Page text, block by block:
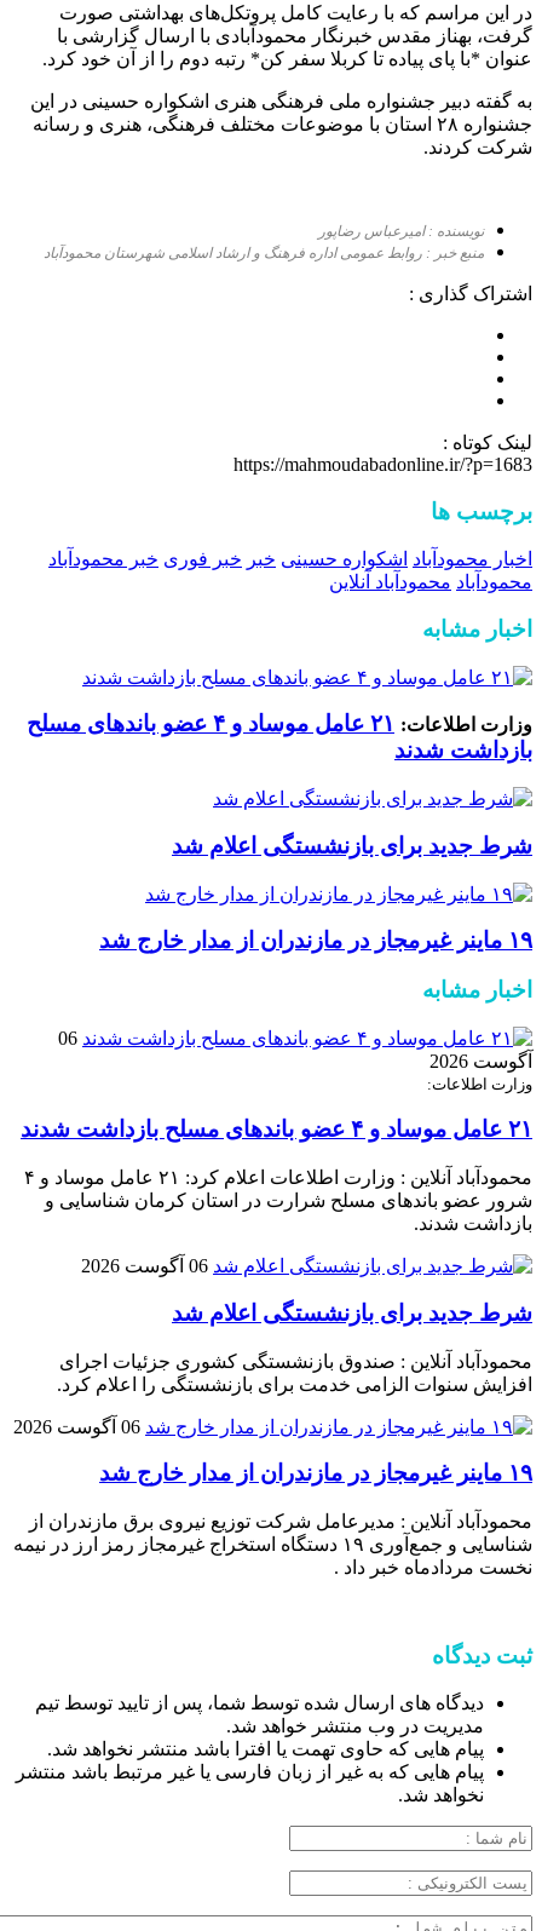
در این مراسم که با رعایت کامل پروتکل‌های بهداشتی صورت
گرفت، بهناز مقدس خبرنگار محمودآبادی با ارسال گزارشی با
عنوان *با پای پیاده تا کربلا سفر کن* رتبه دوم را از آن خود کرد.
به گفته دبیر جشنواره ملی فرهنگی هنری اشکواره حسینی در این
جشنواره ۲۸ استان با موضوعات مختلف فرهنگی، هنری و رسانه
شرکت کردند.
نویسنده : امیرعباس رضاپور
منبع خبر : روابط عمومی اداره فرهنگ و ارشاد اسلامی شهرستان محمودآباد
اشتراک گذاری :
لینک کوتاه :
https://mahmoudabadonline.ir/?p=1683
برچسب ها
اخبار محمودآباد اشکواره حسینی خبر خبر فوری خبر محمودآباد
محمودآباد محمودآباد آنلاین
اخبار مشابه
وزارت اطلاعات:
۲۱ عامل موساد و ۴ عضو باند‌های مسلح
بازداشت شدند
شرط جدید برای بازنشستگی اعلام شد
۱۹ ماینر غیرمجاز در مازندران از مدار خارج شد
اخبار مشابه
06
آگوست 2026
وزارت اطلاعات:
۲۱ عامل موساد و ۴ عضو باند‌های مسلح بازداشت شدند
محمودآباد آنلاین : وزارت اطلاعات اعلام کرد: ۲۱ عامل موساد و ۴
شرور عضو باند‌های مسلح شرارت در استان کرمان شناسایی و
بازداشت شدند.
06 آگوست 2026
شرط جدید برای بازنشستگی اعلام شد
محمودآباد آنلاین : صندوق بازنشستگی کشوری جزئیات اجرای
افزایش سنوات الزامی خدمت برای بازنشستگی را اعلام کرد.
06 آگوست 2026
۱۹ ماینر غیرمجاز در مازندران از مدار خارج شد
محمودآباد آنلاین : مدیرعامل شرکت توزیع نیروی برق مازندران از
شناسایی و جمع‌آوری ۱۹ دستگاه استخراج غیرمجاز رمز ارز در نیمه
نخست مردادماه خبر داد .
ثبت دیدگاه
دیدگاه های ارسال شده توسط شما، پس از تایید توسط تیم
مدیریت در وب منتشر خواهد شد.
پیام هایی که حاوی تهمت یا افترا باشد منتشر نخواهد شد.
پیام هایی که به غیر از زبان فارسی یا غیر مرتبط باشد منتشر
نخواهد شد.